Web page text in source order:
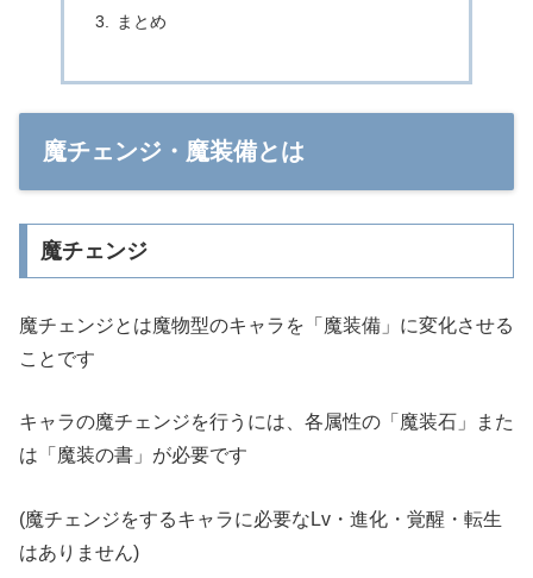
まとめ
魔チェンジ・魔装備とは
魔チェンジ
魔チェンジとは魔物型のキャラを「魔装備」に変化させる
ことです
キャラの魔チェンジを行うには、各属性の「魔装石」また
は「魔装の書」が必要です
(魔チェンジをするキャラに必要なLv・進化・覚醒・転生
はありません)